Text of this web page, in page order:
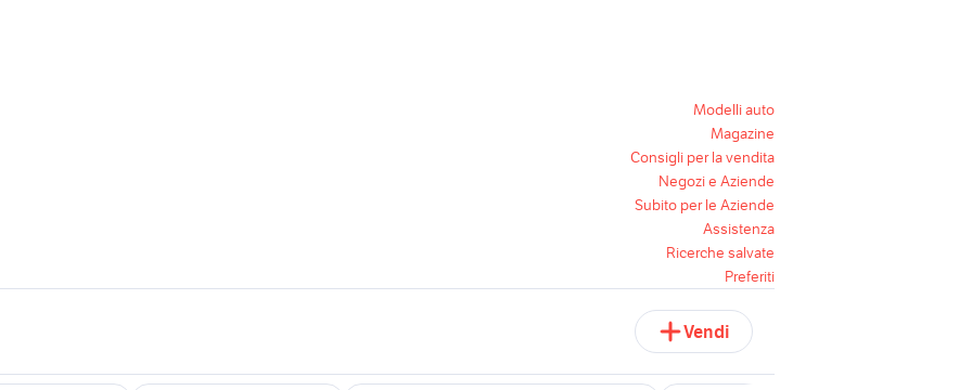
Modelli auto
Magazine
Consigli per la vendita
Negozi e Aziende
Subito per le Aziende
Assistenza
Ricerche salvate
Preferiti
Vendi